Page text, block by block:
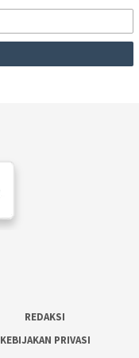
REDAKSI
KEBIJAKAN PRIVASI